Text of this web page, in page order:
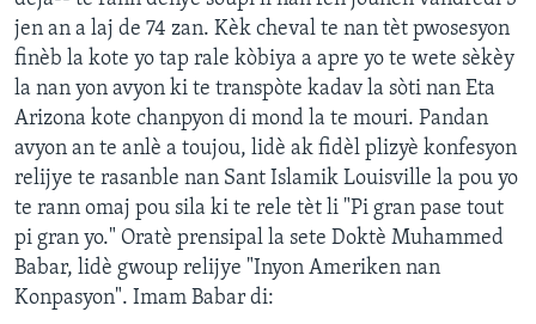
jen an a laj de 74 zan. Kèk cheval te nan tèt pwosesyon
finèb la kote yo tap rale kòbiya a apre yo te wete sèkèy
la nan yon avyon ki te transpòte kadav la sòti nan Eta
Arizona kote chanpyon di mond la te mouri. Pandan
avyon an te anlè a toujou, lidè ak fidèl plizyè konfesyon
relijye te rasanble nan Sant Islamik Louisville la pou yo
te rann omaj pou sila ki te rele tèt li "Pi gran pase tout
pi gran yo." Oratè prensipal la sete Doktè Muhammed
Babar, lidè gwoup relijye "Inyon Ameriken nan
Konpasyon". Imam Babar di: